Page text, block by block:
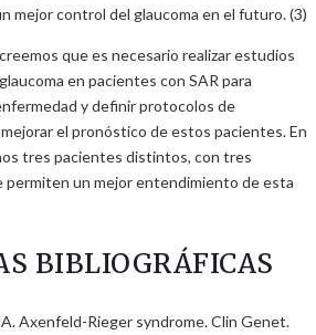
mejor control del glaucoma en el futuro. (3)
que es necesario realizar estudios
en pacientes con SAR para
y definir protocolos de
el pronóstico de estos pacientes. En
tres pacientes distintos, con tres
permiten un mejor entendimiento de esta
BIBLIOGRÁFICAS
Axenfeld-Rieger syndrome. Clin Genet.